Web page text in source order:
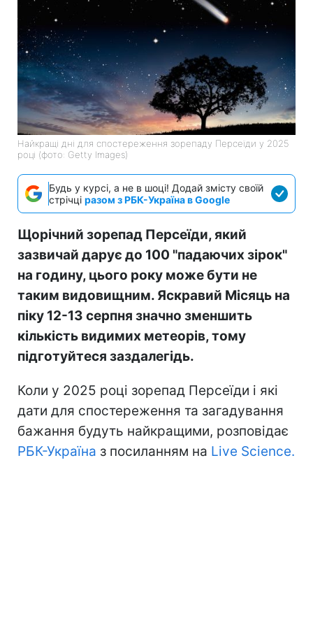
Найкращі дні для спостереження зорепаду Персеїди у 2025
році (фото: Getty Images)
Будь у курсі, а не в шоці! Додай змісту своїй
стрічці разом з РБК-Україна в Google
Щорічний зорепад Персеїди, який
зазвичай дарує до 100 "падаючих зірок"
на годину, цього року може бути не
таким видовищним. Яскравий Місяць на
піку 12-13 серпня значно зменшить
кількість видимих метеорів, тому
підготуйтеся заздалегідь.
Коли у 2025 році зорепад Персеїди і які
дати для спостереження та загадування
бажання будуть найкращими, розповідає
РБК-Україна з посиланням на Live Science.